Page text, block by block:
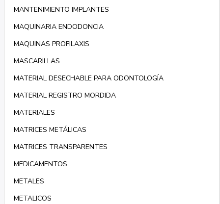
MANTENIMIENTO IMPLANTES
MAQUINARIA ENDODONCIA
MAQUINAS PROFILAXIS
MASCARILLAS
MATERIAL DESECHABLE PARA ODONTOLOGÍA
MATERIAL REGISTRO MORDIDA
MATERIALES
MATRICES METÁLICAS
MATRICES TRANSPARENTES
MEDICAMENTOS
METALES
METALICOS